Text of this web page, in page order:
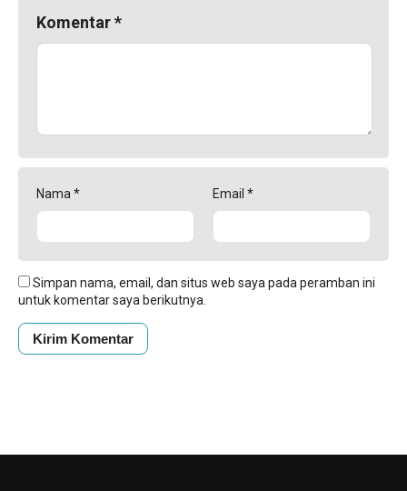
Komentar*
Nama * Email *
Simpan nama, email, dan situs web saya pada peramban ini
untuk komentar saya berikutnya.